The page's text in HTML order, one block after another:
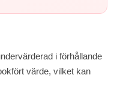
i förhållande
värde, vilket kan